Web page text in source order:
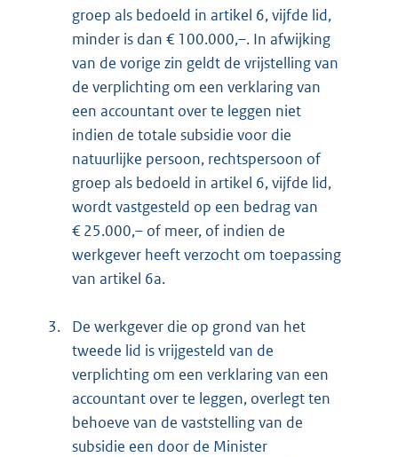
groep als bedoeld in artikel 6, vijfde lid,
minder is dan € 100.000,–. In afwijking
van de vorige zin geldt de vrijstelling van
de verplichting om een verklaring van
een accountant over te leggen niet
indien de totale subsidie voor die
natuurlijke persoon, rechtspersoon of
groep als bedoeld in artikel 6, vijfde lid,
wordt vastgesteld op een bedrag van
€ 25.000,– of meer, of indien de
werkgever heeft verzocht om toepassing
van artikel 6a.
3.
De werkgever die op grond van het
tweede lid is vrijgesteld van de
verplichting om een verklaring van een
accountant over te leggen, overlegt ten
behoeve van de vaststelling van de
subsidie een door de Minister